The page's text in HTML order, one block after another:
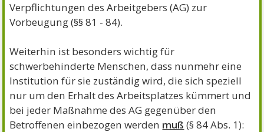
Verpflichtungen des Arbeitgebers (AG) zur
Vorbeugung (§§ 81 - 84).
Weiterhin ist besonders wichtig für
schwerbehinderte Menschen, dass nunmehr eine
Institution für sie zuständig wird, die sich speziell
nur um den Erhalt des Arbeitsplatzes kümmert und
bei jeder Maßnahme des AG gegenüber den
Betroffenen einbezogen werden muß (§ 84 Abs. 1):